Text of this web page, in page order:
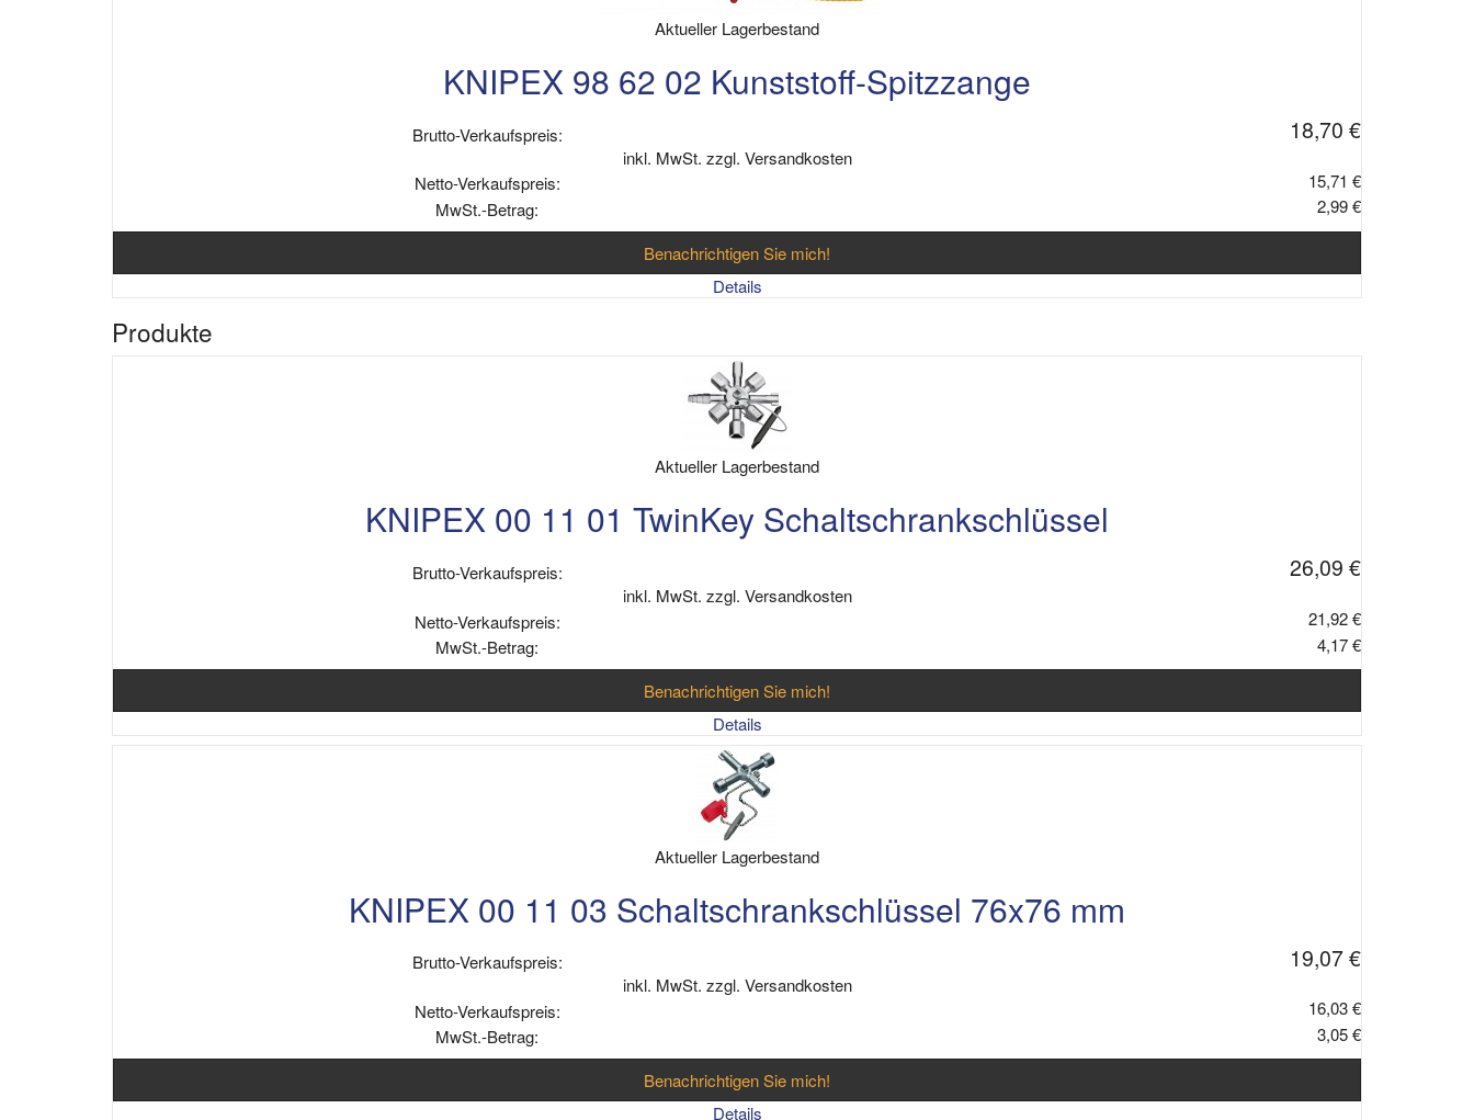
Aktueller Lagerbestand
KNIPEX 98 62 02 Kunststoff-Spitzzange
Brutto-Verkaufspreis: 18,70 €
inkl. MwSt. zzgl. Versandkosten
Netto-Verkaufspreis:
15,71 €
MwSt.-Betrag:
2,99 €
Benachrichtigen Sie mich!
Details
Produkte
Aktueller Lagerbestand
KNIPEX 00 11 01 TwinKey Schaltschrankschlüssel
Brutto-Verkaufspreis: 26,09 €
inkl. MwSt. zzgl. Versandkosten
Netto-Verkaufspreis:
21,92 €
MwSt.-Betrag:
4,17 €
Benachrichtigen Sie mich!
Details
Aktueller Lagerbestand
KNIPEX 00 11 03 Schaltschrankschlüssel 76x76 mm
Brutto-Verkaufspreis: 19,07 €
inkl. MwSt. zzgl. Versandkosten
Netto-Verkaufspreis:
16,03 €
MwSt.-Betrag:
3,05 €
Benachrichtigen Sie mich!
Details